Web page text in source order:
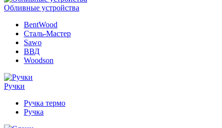
Обливные устройства
BentWood
Сталь-Мастер
Sawo
ВВД
Woodson
Ручки
Ручка термо
Ручка